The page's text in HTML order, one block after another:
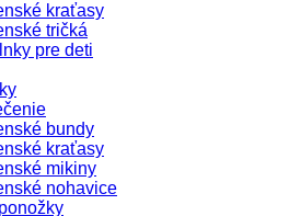
kraťasy
tričká
pre deti
bundy
kraťasy
mikiny
nohavice